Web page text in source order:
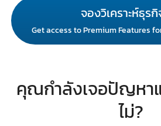
จองวิเคราะห์ธุร
Get access to Premium Features
คุณกำลังเจอปัญหา
ไม่?